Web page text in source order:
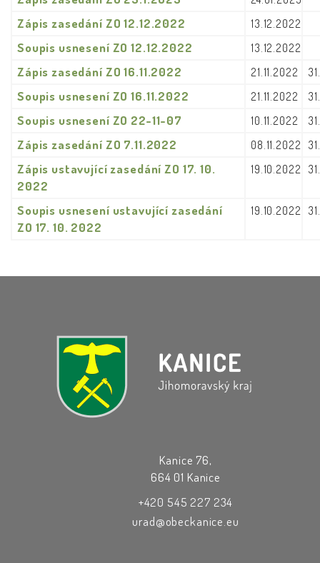
Zápis zasedání ZO 12.12.2022 13.12.2022
Soupis usnesení ZO 12.12.2022 13.12.2022
Zápis zasedání ZO 16.11.2022 21.11.2022
Soupis usnesení ZO 16.11.2022 21.11.2022
Soupis usnesení ZO 22-11-07 10.11.2022
Zápis zasedání ZO 7.11.2022 08.11.2022
Zápis ustavující zasedání ZO 17. 10.
2022
19.10.2022
Soupis usnesení ustavující zasedání
ZO 17. 10. 2022
19.10.2022
Kanice 76,
664 01 Kanice
+420 545 227 234
urad@obeckanice.eu